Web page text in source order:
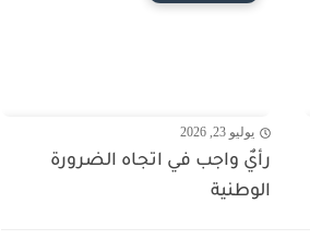
يوليو 23, 2026
رأيٌ واجب في اتجاه الضرورة
الوطنية